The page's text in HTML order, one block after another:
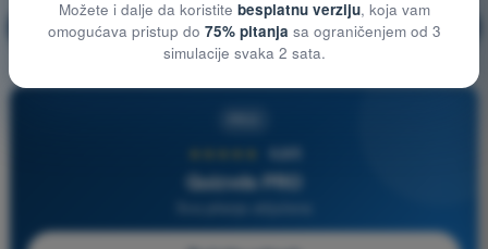
🔒 PRO Objašnjenje pitanja
4,6/5
Quizvds PRO
Možete i dalje da koristite besplatnu verziju, koja vam
omogućava pristup do 75% pitanja sa ograničenjem od 3
simulacije svaka 2 sata.